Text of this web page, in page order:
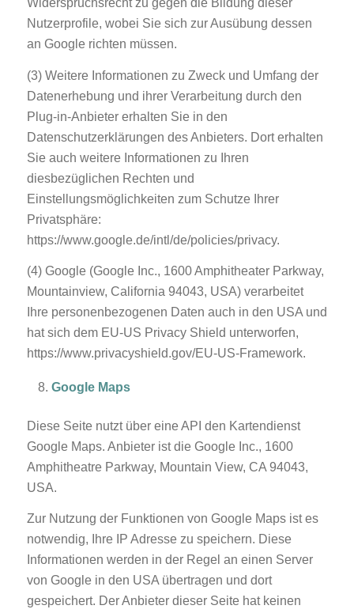
Widerspruchsrecht zu gegen die Bildung dieser
Nutzerprofile, wobei Sie sich zur Ausübung dessen
an Google richten müssen.
(3) Weitere Informationen zu Zweck und Umfang der
Datenerhebung und ihrer Verarbeitung durch den
Plug-in-Anbieter erhalten Sie in den
Datenschutzerklärungen des Anbieters. Dort erhalten
Sie auch weitere Informationen zu Ihren
diesbezüglichen Rechten und
Einstellungsmöglichkeiten zum Schutze Ihrer
Privatsphäre:
https://www.google.de/intl/de/policies/privacy.
(4) Google (Google Inc., 1600 Amphitheater Parkway,
Mountainview, California 94043, USA) verarbeitet
Ihre personenbezogenen Daten auch in den USA und
hat sich dem EU-US Privacy Shield unterworfen,
https://www.privacyshield.gov/EU-US-Framework.
Google Maps
Diese Seite nutzt über eine API den Kartendienst
Google Maps. Anbieter ist die Google Inc., 1600
Amphitheatre Parkway, Mountain View, CA 94043,
USA.
Zur Nutzung der Funktionen von Google Maps ist es
notwendig, Ihre IP Adresse zu speichern. Diese
Informationen werden in der Regel an einen Server
von Google in den USA übertragen und dort
gespeichert. Der Anbieter dieser Seite hat keinen